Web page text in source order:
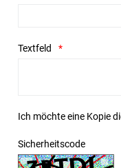
Textfeld
Ich möchte eine Kopie
Sicherheitscode